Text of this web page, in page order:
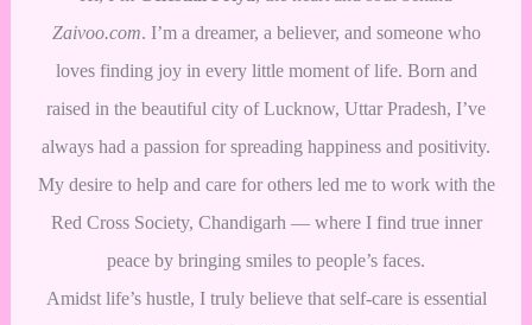
Zaivoo.com. I’m a dreamer, a believer, and someone who
loves finding joy in every little moment of life. Born and
raised in the beautiful city of Lucknow, Uttar Pradesh, I’ve
always had a passion for spreading happiness and positivity.
My desire to help and care for others led me to work with the
Red Cross Society, Chandigarh — where I find true inner
peace by bringing smiles to people’s faces.
Amidst life’s hustle, I truly believe that self-care is essential